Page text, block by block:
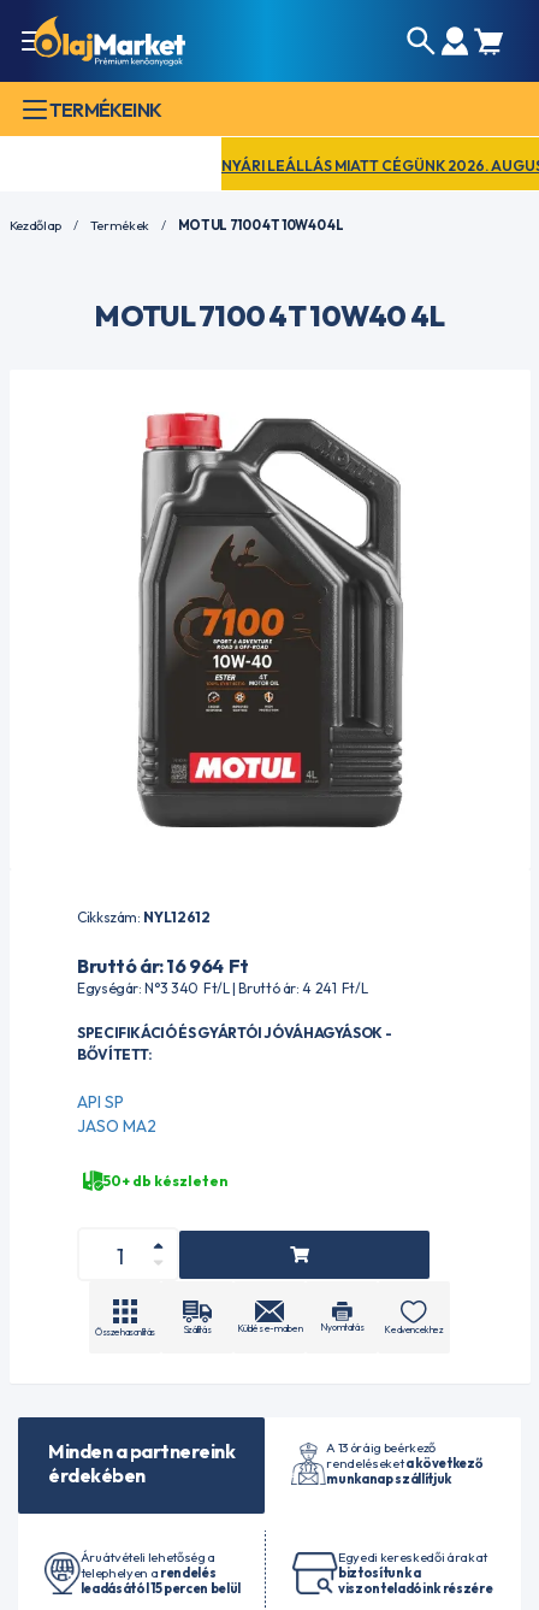
TERMÉKEINK
NYÁRI LEÁLLÁS MIATT CÉGÜNK 2026.
Kezdőlap Termékek MOTUL 7100 4T 10W40 4L
MOTUL 7100 4T 10W40 4L
Cikkszám: NYL12612
Bruttó ár: 16 964 Ft
Egységár: N°3 340 Ft/L | Bruttó ár: 4 241 Ft/L
SPECIFIKÁCIÓ ÉS GYÁRTÓI JÓVÁHAGYÁSOK -
BŐVÍTETT:
API SP
JASO MA2
50+ db készleten
Összehasonlítás Szállítás Küldés e-mailben Nyomtatás Kedvencekhez
Minden a partnereink
érdekében
A 13 óráig beérkező
rendeléseketa következő
munkanap szállítjuk
Áruátvételi lehetőség a
telephelyen a rendelés
leadásától 15 percen belül
Egyedi kereskedői árakat
biztosítunk a
viszonteladóink részére